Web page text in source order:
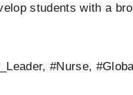
students with a
#Nurse,